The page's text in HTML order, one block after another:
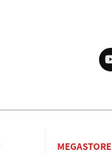
MEGASTORE